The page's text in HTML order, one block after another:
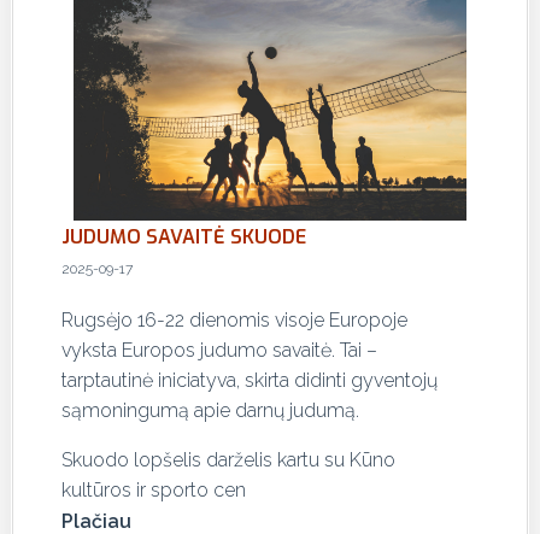
JUDUMO SAVAITĖ SKUODE
2025-09-17
Rugsėjo 16-22 dienomis visoje Europoje
vyksta Europos judumo savaitė. Tai –
tarptautinė iniciatyva, skirta didinti gyventojų
sąmoningumą apie darnų judumą.
Skuodo lopšelis darželis kartu su Kūno
kultūros ir sporto cen
Plačiau